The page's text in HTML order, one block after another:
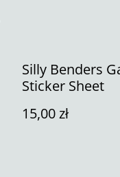
Silly Benders
Sticker Sheet
15,00 zł